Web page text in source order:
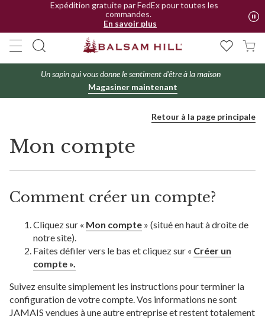
Expédition gratuite par FedEx pour toutes les
commandes.
En savoir plus
Toutes les commandes sont expédiées à partir de
l’Ontario
Un sapin qui vous donne le sentiment d'être à la maison
Magasiner maintenant
Retour à la page principale
Mon compte
Comment créer un compte?
Cliquez sur « Mon compte » (situé en haut à droite de
notre site).
Faites défiler vers le bas et cliquez sur « Créer un
compte ».
Suivez ensuite simplement les instructions pour terminer la
configuration de votre compte. Vos informations ne sont
JAMAIS vendues à une autre entreprise et restent totalement